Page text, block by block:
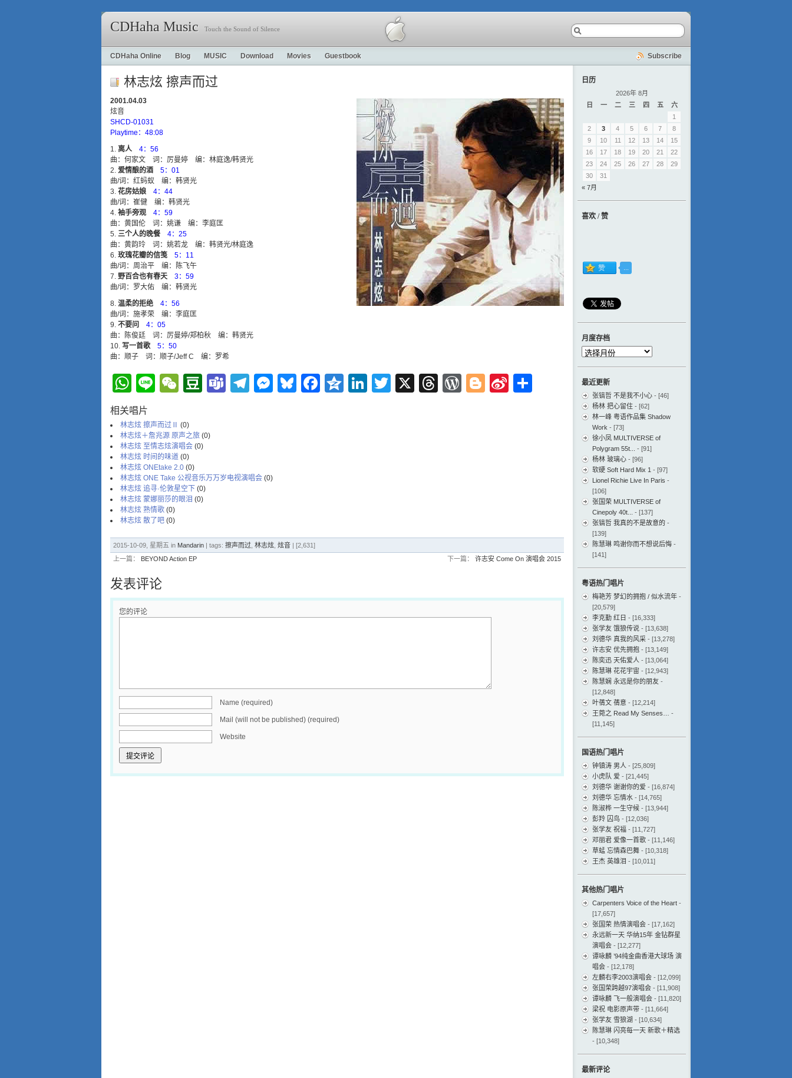
CDHaha Music Touch the Sound of Silence
CDHaha Online Blog MUSIC Download Movies Guestbook Subscribe
林志炫 擦声而过
2001.04.03
炫音
SHCD-01031
Playtime：48:08
离人
4：56
曲：何家文 词：厉曼婷 编：林庭逸/韩贤光
爱情酿的酒
5：01
曲/词：红蚂蚁 编：韩贤光
花房姑娘
4：44
曲/词：崔健 编：韩贤光
袖手旁观
4：59
曲：黄国伦 词：姚谦 编：李庭匡
三个人的晚餐
4：25
曲：黄韵玲 词：姚若龙 编：韩贤光/林庭逸
玫瑰花瓣的信笺
5：11
曲/词：周治平 编：陈飞午
野百合也有春天
3：59
曲/词：罗大佑 编：韩贤光
温柔的拒绝
4：56
曲/词：施孝荣 编：李庭匡
不要问
4：05
曲：陈俊廷 词：厉曼婷/郑柏秋 编：韩贤光
写一首歌
5：50
曲：顺子 词：顺子/Jeff C 编：罗希
WhatsApp
LineWeChat
Douban
TeamsTelegram
Messenger
Bluesky
Facebook
Qzone
LinkedIn
Twitter
X Threads
WordPress
Blogger
Sina
相关唱片
林志炫 擦声而过Ⅱ
(0)
林志炫＋詹兆源 原声之旅 (0)
林志炫 至情志炫演唱会 (0)
林志炫 时间的味道 (0)
林志炫 ONEtake 2.0 (0)
林志炫 ONE Take 公视音乐万万岁电视演唱会 (0)
林志炫 追寻·伦敦星空下 (0)
林志炫 蒙娜丽莎的眼泪 (0)
林志炫 熟情歌 (0)
林志炫 散了吧 (0)
2015-10-09, 星期五 in Mandarin | tags: 擦声而过 林志炫 炫音 | [2,631]
上一篇： BEYOND Action EP 下一篇： 许志安 Come On 演唱会 2015
发表评论
您的评论
Name (required)
Mail (will not be published) (required)
Website
日历
2026年 8月
日
一 二 三 四 五
六
1
2
3 4 5 6 7
8
9
10 11 12 13 14
15
16
17 18 19 20 21
22
23
24 25 26 27 28
29
30
31
« 7月
喜欢 / 赞
月度存档
月
档
最近更新
张镐哲 不是我不小心 - [46]
杨林 把心留住 - [62]
林一峰 粤语作品集 Shadow
Work - [73]
徐小凤 MULTIVERSE of
Polygram 55t...
- [91]
杨林 玻璃心 - [96]
软硬 Soft Hard Mix 1 - [97]
Lionel Richie Live In Paris -
[106]
张国荣 MULTIVERSE of
Cinepoly 40t...
- [137]
张镐哲 我真的不是故意的 -
[139]
陈慧琳 鸣谢你而不想说后悔 -
[141]
粤语热门唱片
梅艳芳 梦幻的拥抱 / 似水流年 -
[20,579]
李克勤 红日 - [16,333]
张学友 饿狼传说 - [13,638]
刘德华 真我的风采 - [13,278]
许志安 优先拥抱 - [13,149]
陈奕迅 天佑爱人 - [13,064]
陈慧琳 花花宇宙 - [12,943]
陈慧娴 永远是你的朋友 -
[12,848]
叶蒨文 蒨意 - [12,214]
王菀之 Read My Senses…
-
[11,145]
国语热门唱片
钟镇涛 男人 - [25,809]
小虎队 爱 - [21,445]
刘德华 谢谢你的爱 - [16,874]
刘德华 忘情水 - [14,765]
陈淑桦 一生守候 - [13,944]
彭羚 囚鸟 - [12,036]
张学友 祝福 - [11,727]
邓丽君 爱像一首歌 - [11,146]
草蜢 忘情森巴舞 - [10,318]
王杰 英雄泪 - [10,011]
其他热门唱片
Carpenters Voice of the Heart -
[17,657]
张国荣 热情演唱会 - [17,162]
永远新一天 华纳15年 金钻群星
演唱会 - [12,277]
谭咏麟 ’94纯金曲香港大球场 演
唱会 - [12,178]
左麟右李2003演唱会 - [12,099]
张国荣跨越97演唱会 - [11,908]
谭咏麟 飞一般演唱会 - [11,820]
梁祝 电影原声带 - [11,664]
张学友 雪狼湖 - [10,634]
陈慧琳 闪亮每一天 新歌＋精选
- [10,348]
最新评论